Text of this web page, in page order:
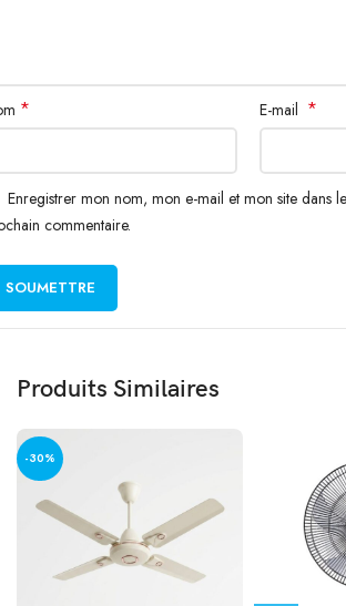
* E-mail *
Enregistrer mon nom, mon e-mail et mon site dans
commentaire.
Produits Similaires
-30%